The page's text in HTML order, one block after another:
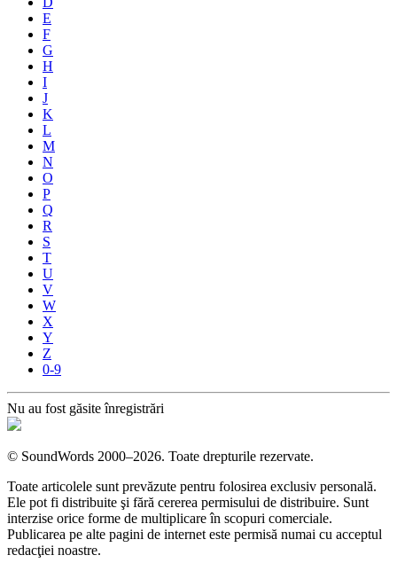
E
F
G
H
I
J
K
L
M
N
O
P
Q
R
S
T
U
V
W
X
Y
Z
0-9
Nu au fost găsite înregistrări
© SoundWords 2000–2026. Toate drepturile rezervate.
Toate articolele sunt prevăzute pentru folosirea exclusiv personală.
Ele pot fi distribuite şi fără cererea permisului de distribuire. Sunt
interzise orice forme de multiplicare în scopuri comerciale.
Publicarea pe alte pagini de internet este permisă numai cu acceptul
redacţiei noastre.